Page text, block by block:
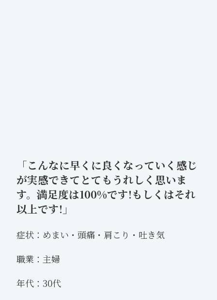
「こんなに早くに良くなっていく感じ
が実感できてとてもうれしく思いま
す。満足度は100%です!もしくはそれ
以上です!」
症状：めまい・頭痛・肩こり・吐き気
職業：主婦
年代：30代